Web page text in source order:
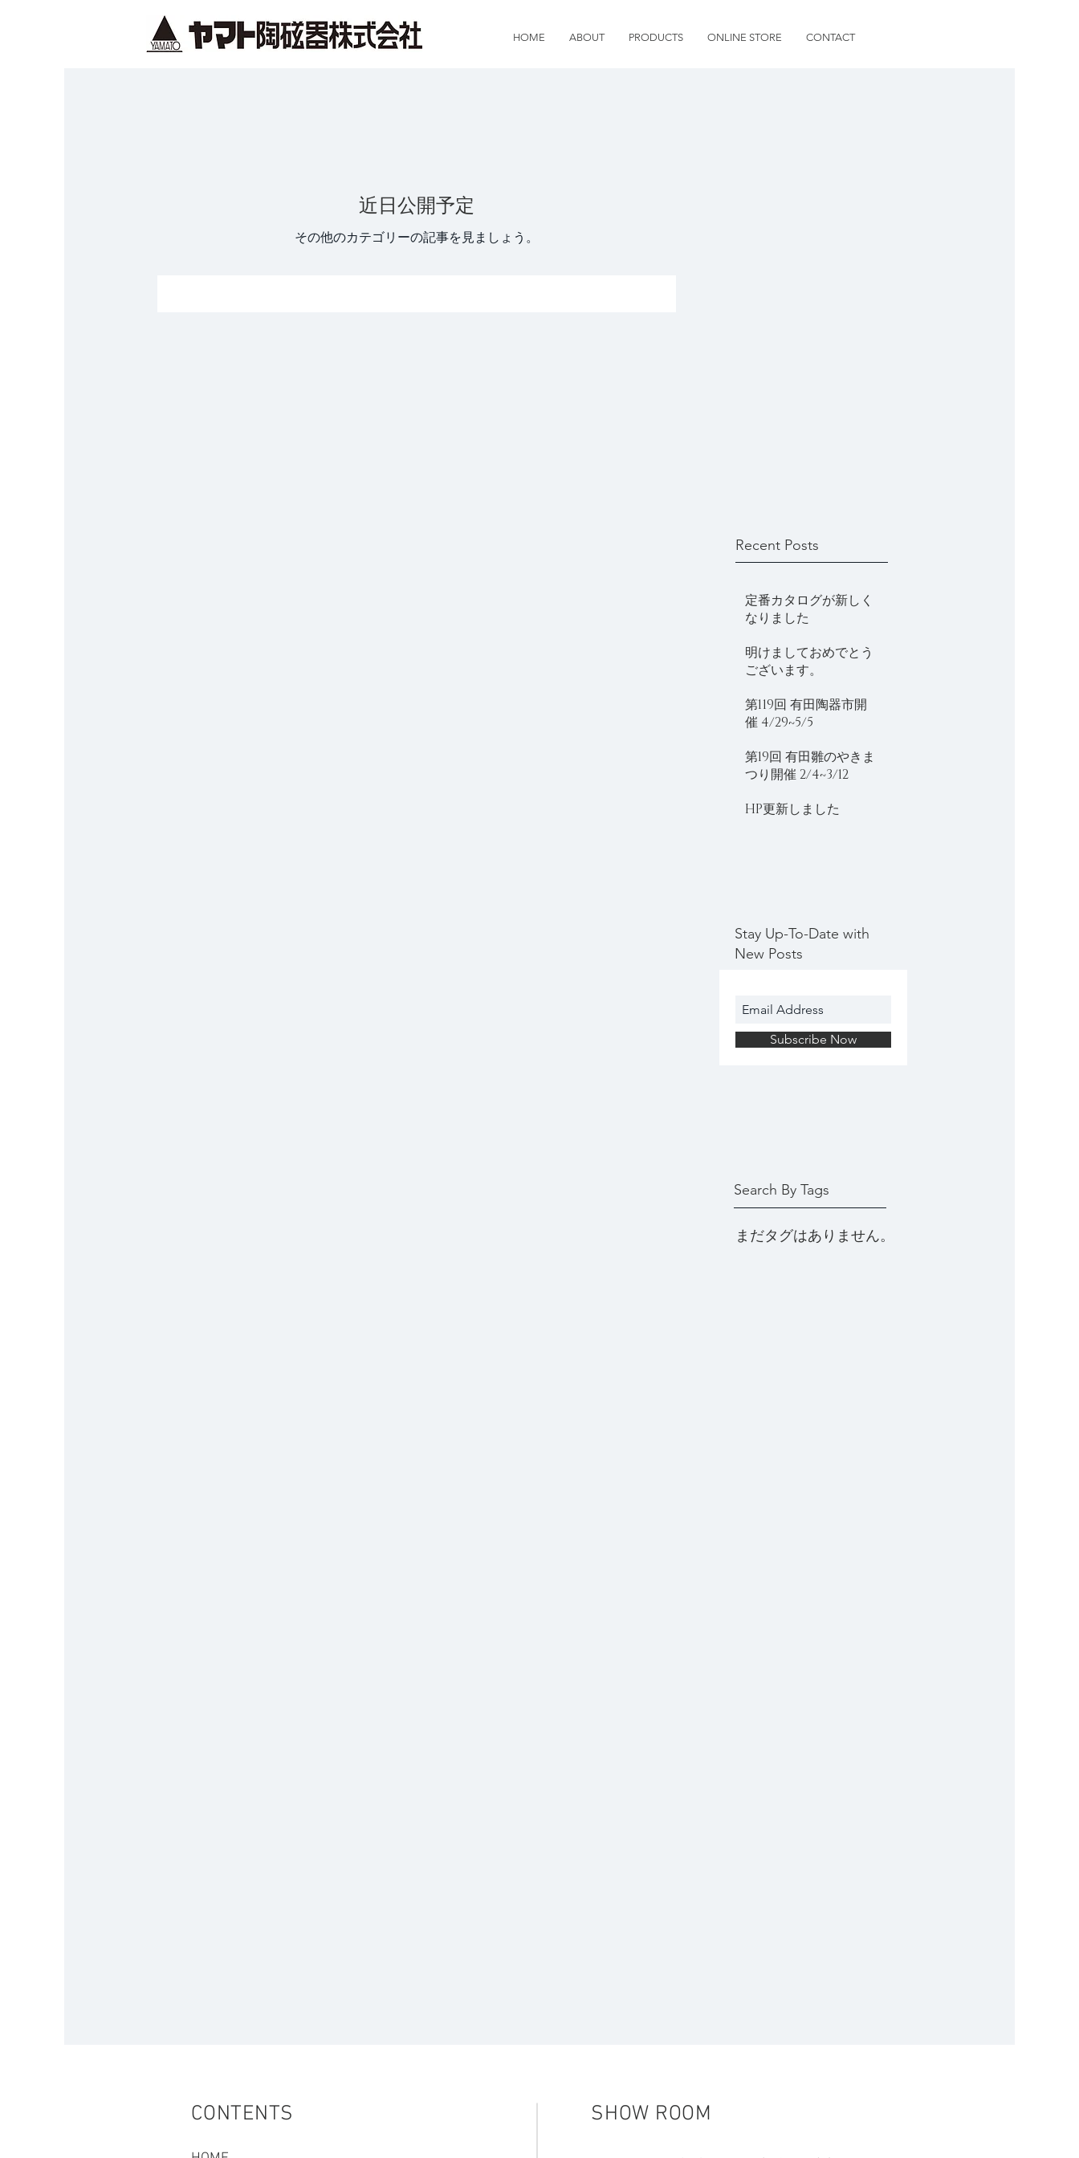
HOME ABOUT PRODUCTS ONLINE STORE CONTACT
Recent Posts
定番カタログが新しく
なりました
明けましておめでとう
ございます。
第119回 有田陶器市開
催 4/29~5/5
第19回 有田雛のやきま
つり開催 2/4~3/12
HP更新しました
Stay Up-To-Date with
New Posts
Subscribe Now
Search By Tags
まだタグはありません。
近日公開予定
その他のカテゴリーの記事を見ましょう。
​CONTENTS ​SHOW ROOM